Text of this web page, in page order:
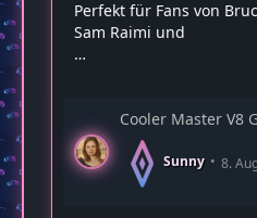
Perfekt für Fans von
Sam Raimi und
…
Cooler Master V8
Sunny 8.